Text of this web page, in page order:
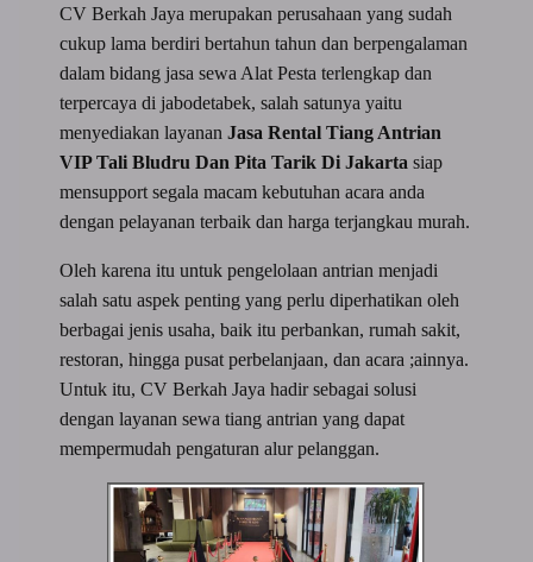
CV Berkah Jaya merupakan perusahaan yang sudah
cukup lama berdiri bertahun tahun dan berpengalaman
dalam bidang jasa sewa Alat Pesta terlengkap dan
terpercaya di jabodetabek, salah satunya yaitu
menyediakan layananJasa Rental Tiang Antrian
VIP Tali Bludru Dan Pita Tarik Di Jakartasiap
mensupport segala macam kebutuhan acara anda
dengan pelayanan terbaik dan harga terjangkau murah.
Oleh karena itu untuk pengelolaan antrian menjadi
salah satu aspek penting yang perlu diperhatikan oleh
berbagai jenis usaha, baik itu perbankan, rumah sakit,
restoran, hingga pusat perbelanjaan, dan acara ;ainnya.
Untuk itu, CV Berkah Jaya hadir sebagai solusi
dengan layanan sewa tiang antrian yang dapat
mempermudah pengaturan alur pelanggan.